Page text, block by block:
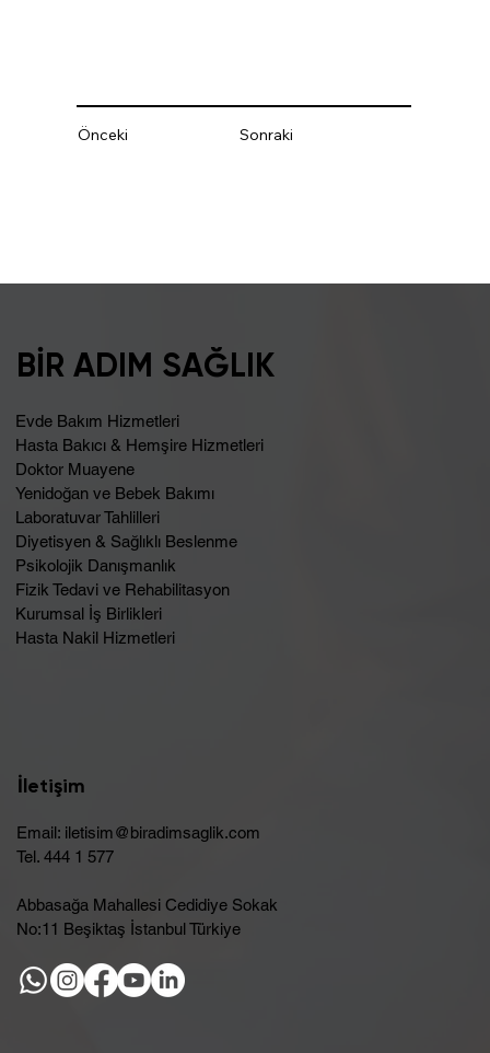
Önceki Sonraki
BİR ADIM SAĞLIK
Evde Bakım Hizmetleri
Hasta Bakıcı & Hemşire Hizmetleri
Doktor Muayene
Yenidoğan ve Bebek Bakımı
Laboratuvar Tahlilleri
Diyetisyen & Sağlıklı Beslenme
Psikolojik Danışmanlık
Fizik Tedavi ve Rehabilitasyon
Kurumsal İş Birlikleri
Hasta Nakil Hizmetleri
İletişim
Email: iletisim@biradimsaglik.com
Tel. 444 1 577
Abbasağa Mahallesi Cedidiye Sokak
No:11 Beşiktaş İstanbul Türkiye